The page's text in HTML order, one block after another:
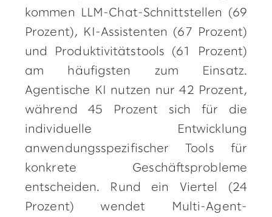
kommen LLM-Chat-Schnittstellen (69
Prozent), KI-Assistenten (67 Prozent)
und Produktivitätstools (61 Prozent)
am häufigsten zum Einsatz.
Agentische KI nutzen nur 42 Prozent,
während 45 Prozent sich für die
individuelle Entwicklung
anwendungsspezifischer Tools für
konkrete Geschäftsprobleme
entscheiden. Rund ein Viertel (24
Prozent) wendet Multi-Agent-